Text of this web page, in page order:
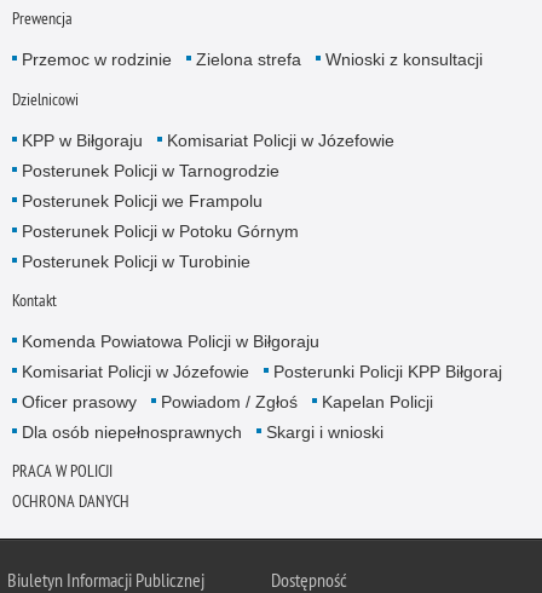
Prewencja
Przemoc w rodzinie Zielona strefa Wnioski z konsultacji
Dzielnicowi
KPP w Biłgoraju
Komisariat Policji w Józefowie
Posterunek Policji w Tarnogrodzie
Posterunek Policji we Frampolu
Posterunek Policji w Potoku Górnym
Posterunek Policji w Turobinie
Kontakt
Komenda Powiatowa Policji w Biłgoraju
Komisariat Policji w Józefowie
Posterunki Policji KPP Biłgoraj
Oficer prasowy
Powiadom / Zgłoś
Kapelan Policji
Dla osób niepełnosprawnych
Skargi i wnioski
PRACA W POLICJI
OCHRONA DANYCH
Biuletyn Informacji Publicznej Dostępność